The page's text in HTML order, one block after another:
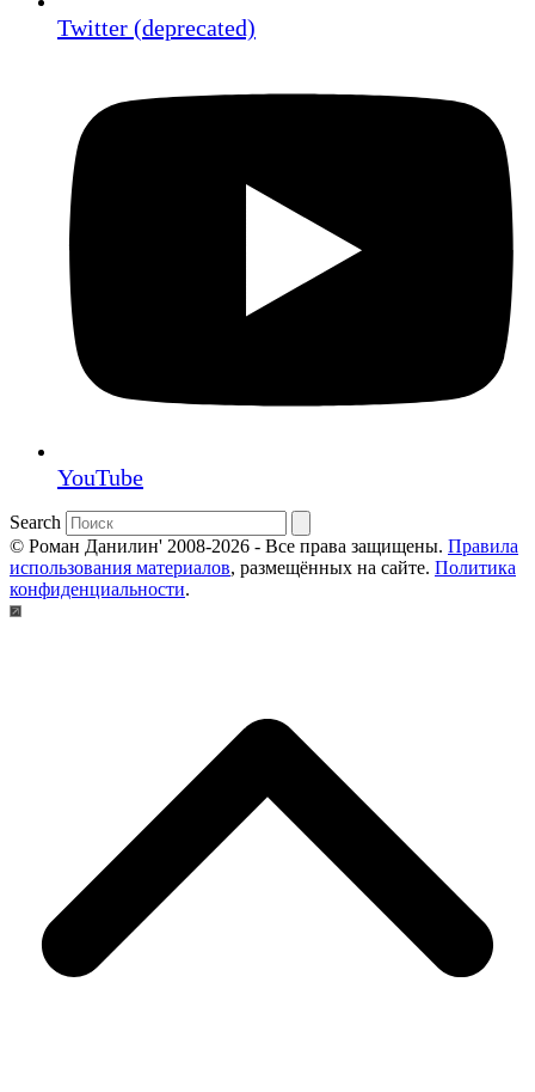
Twitter (deprecated)
YouTube
Search
© Роман Данилин' 2008-2026 - Все права защищены. Правила
использования материалов, размещённых на сайте. Политика
конфиденциальности.